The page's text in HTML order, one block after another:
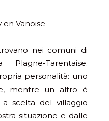
Vanoise
nei comuni di
Tarentaise.
personalità: uno
mentre un altro è
scelta del villaggio
situazione e dalle